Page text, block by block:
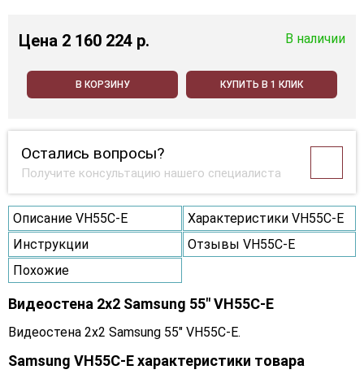
Цена 2 160 224 p. В наличии
В КОРЗИНУ КУПИТЬ В 1 КЛИК
Остались вопросы?
Получите консультацию нашего специалиста
Описание VH55C-E
Характеристики VH55C-E
Инструкции
Отзывы VH55C-E
Похожие
Видеостена 2x2 Samsung 55" VH55C-E
Видеостена 2x2 Samsung 55" VH55C-E.
Samsung VH55C-E характеристики товара